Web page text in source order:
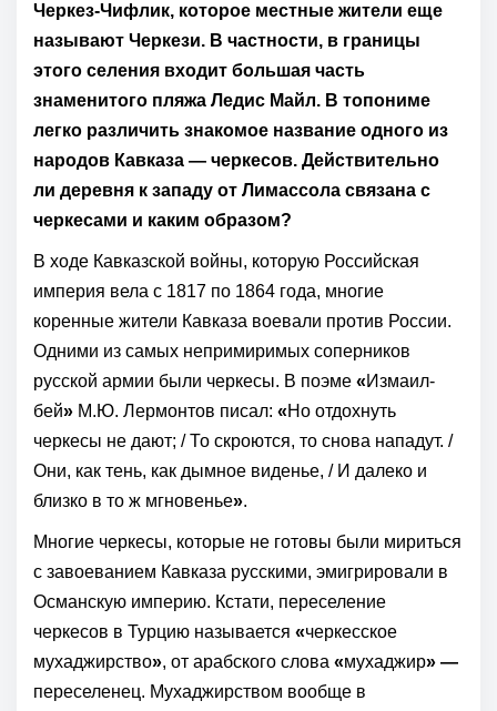
Черкез-Чифлик, которое местные жители еще
называют Черкези. В частности, в границы
этого селения входит большая часть
знаменитого пляжа Ледис Майл. В топониме
легко различить знакомое название одного из
народов Кавказа — черкесов. Действительно
ли деревня к западу от Лимассола связана с
черкесами и каким образом?
В ходе Кавказской войны, которую Российская
империя вела с 1817 по 1864 года, многие
коренные жители Кавказа воевали против России.
Одними из самых непримиримых соперников
русской армии были черкесы. В поэме «Измаил-
бей» М.Ю. Лермонтов писал: «Но отдохнуть
черкесы не дают; / То скроются, то снова нападут. /
Они, как тень, как дымное виденье, / И далеко и
близко в то ж мгновенье».
Многие черкесы, которые не готовы были мириться
с завоеванием Кавказа русскими, эмигрировали в
Османскую империю. Кстати, переселение
черкесов в Турцию называется «черкесское
мухаджирство», от арабского слова «мухаджир» —
переселенец. Мухаджирством вообще в